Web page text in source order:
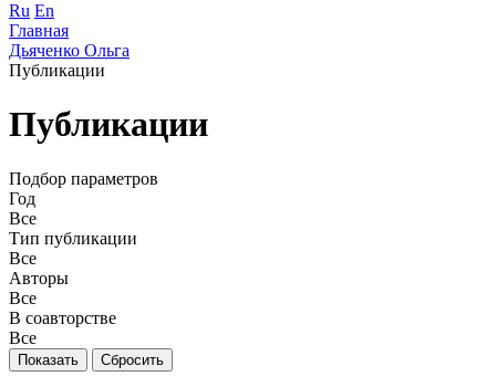
Ru En
Главная
Дьяченко Ольга
Публикации
Публикации
Подбор параметров
Год
Все
Тип публикации
Все
Авторы
Все
В соавторстве
Все